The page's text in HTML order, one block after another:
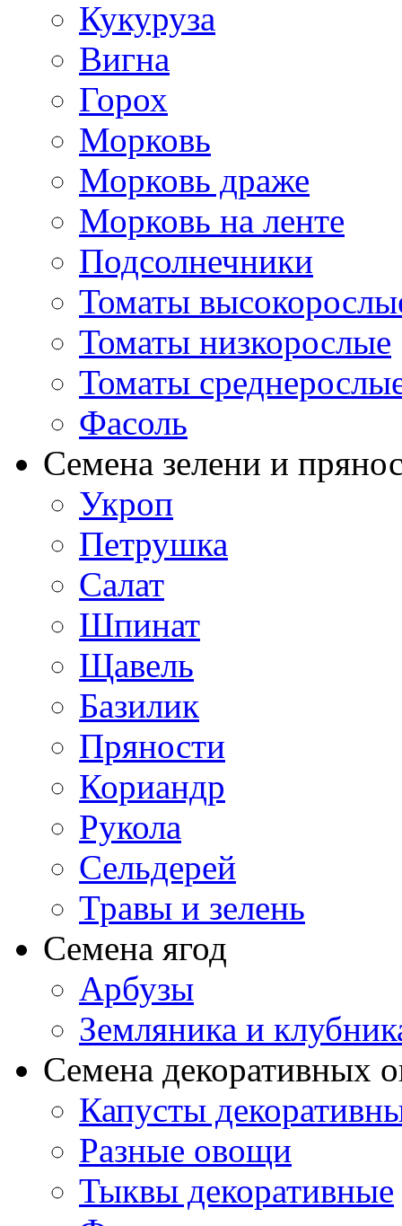
Кукуруза
Вигна
Горох
Морковь
Морковь драже
Морковь на ленте
Подсолнечники
Томаты
Томаты низкорослые
Томаты
Фасоль
Семена зелени и
Укроп
Петрушка
Салат
Шпинат
Щавель
Базилик
Пряности
Кориандр
Рукола
Сельдерей
Травы и зелень
Семена ягод
Арбузы
Земляника и
Семена декоративных
Капусты
Разные овощи
Тыквы декоративные